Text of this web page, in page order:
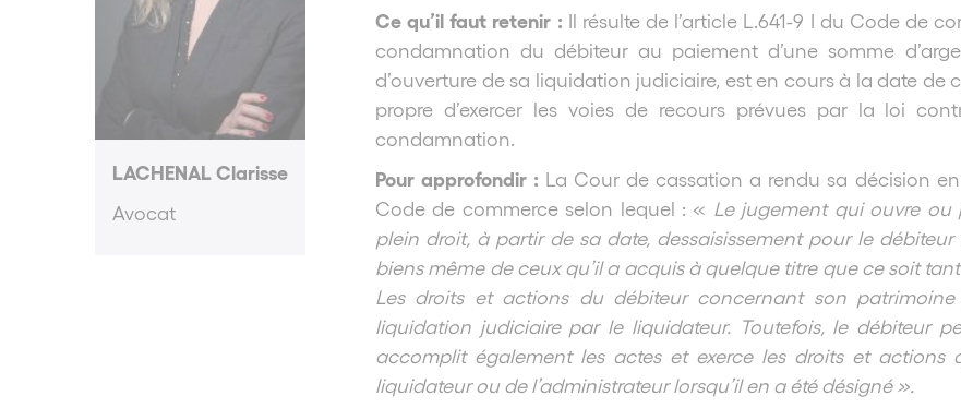
LACHENAL Clarisse
Avocat
Ce qu’il faut retenir : Il résulte de l’article L.641-9 I du Code de
condamnation du débiteur au paiement d’une somme
d’ouverture de sa liquidation judiciaire, est en cours à la date de
propre d’exercer les voies de recours prévues par la loi
condamnation.
Pour approfondir : La Cour de cassation a rendu sa décision
Code de commerce selon lequel : « Le jugement qui ouvre
plein droit, à partir de sa date, dessaisissement pour le
biens même de ceux qu’il a acquis à quelque titre que ce soit
Les droits et actions du débiteur concernant son
liquidation judiciaire par le liquidateur. Toutefois, le débiteur
accomplit également les actes et exerce les droits et
liquidateur ou de l’administrateur lorsqu’il en a été désigné ».